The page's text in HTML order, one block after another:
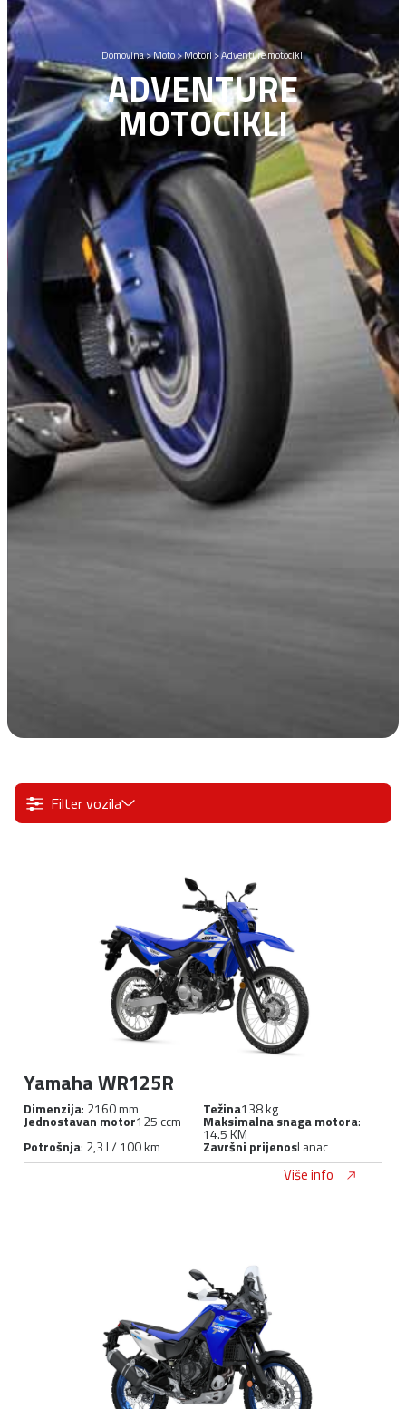
Domovina>Moto>Motori>Adventure motocikli
ADVENTURE
MOTOCIKLI
Filter vozila
Yamaha WR125R
Dimenzija: 2160 mm Težina138 kg
Jednostavan motor125 ccm Maksimalna snaga motora:
14.5 KM
Potrošnja: 2,3 l / 100 km Završni prijenosLanac
Više info